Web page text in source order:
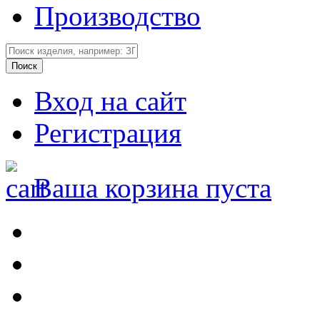
Производство
Вход на сайт
Регистрация
Ваша корзина пуста